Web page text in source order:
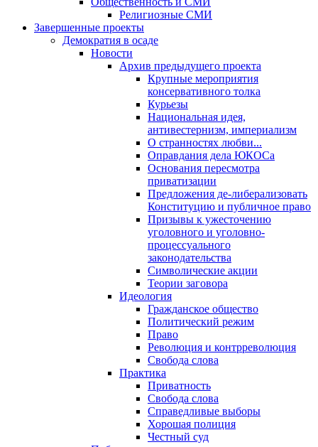
Религиозные СМИ
Завершенные проекты
Демократия в осаде
Новости
Архив предыдущего проекта
Крупные мероприятия
консервативного толка
Курьезы
Национальная идея,
антивестернизм, империализм
О странностях любви...
Оправдания дела ЮКОСа
Основания пересмотра
приватизации
Предложения де-либерализовать
Конституцию и публичное право
Призывы к ужесточению
уголовного и уголовно-
процессуального
законодательства
Символические акции
Теории заговора
Идеология
Гражданское общество
Политический режим
Право
Революция и контрреволюция
Свобода слова
Практика
Приватность
Свобода слова
Справедливые выборы
Хорошая полиция
Честный суд